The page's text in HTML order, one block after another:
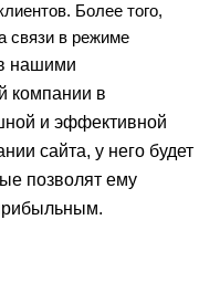
Более того,
связи в режиме
нашими
компании в
и эффективной
сайта, у него будет
позволят ему